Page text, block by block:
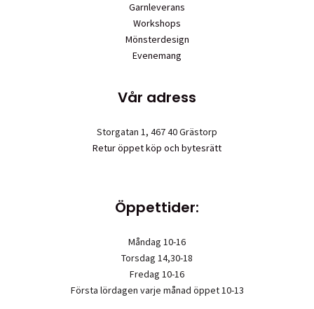
Garnleverans
Workshops
Mönsterdesign
Evenemang
Vår adress
Storgatan 1, 467 40 Grästorp
Retur öppet köp och bytesrätt
Öppettider:
Måndag 10-16
Torsdag 14,30-18
Fredag 10-16
Första lördagen varje månad öppet 10-13